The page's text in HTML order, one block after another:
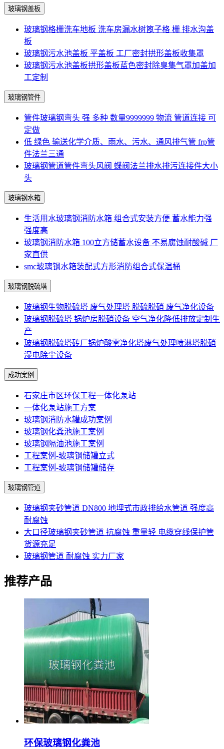
玻璃钢盖板
玻璃钢格栅洗车地板 洗车房漏水树篦子格 栅 排水沟盖
板
玻璃钢污水池盖板 平盖板 工厂密封拱形盖板收集罩
玻璃钢污水池盖板拱形盖板蓝色密封除臭集气罩加盖加
工定制
玻璃钢管件
管件玻璃钢弯头 强 多种 数量9999999 物流 管道连接 可
定做
低 绿色 输送化学介质、雨水、污水、通风排气管 frp管
件法兰三通
玻璃钢管道管件弯头风阀 蝶阀法兰排水排污连接件大小
头
玻璃钢水箱
生活用水玻璃钢消防水箱 组合式安装方便 蓄水能力强
强度高
玻璃钢消防水箱 100立方储蓄水设备 不易腐蚀耐酸碱 厂
家直供
smc玻璃钢水箱装配式方形消防组合式保温桶
玻璃钢脱硫塔
玻璃钢生物脱硫塔 废气处理塔 脱硫脱硝 废气净化设备
玻璃钢脱硫塔 锅炉房脱硝设备 空气净化降低排放定制生
产
玻璃钢脱硫塔砖厂锅炉酸雾净化塔废气处理喷淋塔脱硝
湿电除尘设备
成功案例
石家庄市区环保工程一体化泵站
一体化泵站施工方案
玻璃钢消防水罐成功案例
玻璃钢化粪池施工案例
玻璃钢隔油池施工案例
工程案例-玻璃钢储罐立式
工程案例-玻璃钢储罐储存
玻璃钢管道
玻璃钢夹砂管道 DN800 地埋式市政排给水管道 强度高
耐腐蚀
大口径玻璃钢夹砂管道 抗腐蚀 重量轻 电缆穿线保护管
货源充足
玻璃钢管道 耐腐蚀 实力厂家
推荐产品
环保玻璃钢化粪池